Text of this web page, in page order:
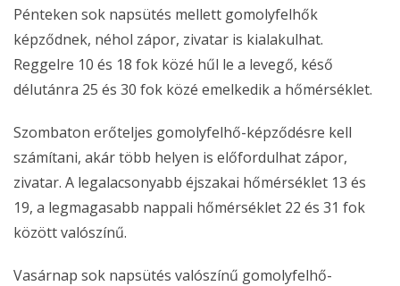
Pénteken sok napsütés mellett gomolyfelhők
képződnek, néhol zápor, zivatar is kialakulhat.
Reggelre 10 és 18 fok közé hűl le a levegő, késő
délutánra 25 és 30 fok közé emelkedik a hőmérséklet.
Szombaton erőteljes gomolyfelhő-képződésre kell
számítani, akár több helyen is előfordulhat zápor,
zivatar. A legalacsonyabb éjszakai hőmérséklet 13 és
19, a legmagasabb nappali hőmérséklet 22 és 31 fok
között valószínű.
Vasárnap sok napsütés valószínű gomolyfelhő-